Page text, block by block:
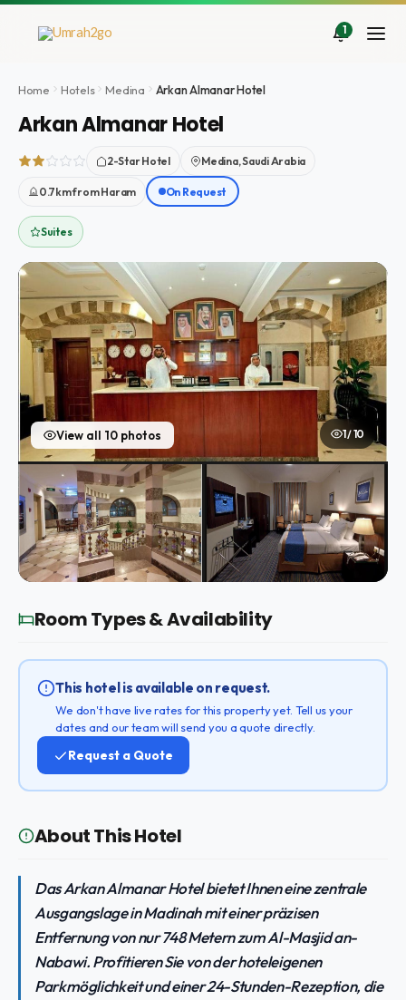
Zum
1
Home Hotels Medina Arkan Almanar Hotel
Arkan Almanar Hotel
2-Star Hotel Medina, Saudi Arabia
0.7km from Haram On Request
Suites
View all 10 photos 1 / 10
Room Types & Availability
This hotel is available on request.
We don't have live rates for this property yet. Tell us your
dates and our team will send you a quote directly.
Request a Quote
About This Hotel
Das Arkan Almanar Hotel bietet Ihnen eine zentrale
Ausgangslage in Madinah mit einer präzisen
Entfernung von nur 748 Metern zum Al-Masjid an-
Nabawi. Profitieren Sie von der hoteleigenen
Parkmöglichkeit und einer 24-Stunden-Rezeption, die